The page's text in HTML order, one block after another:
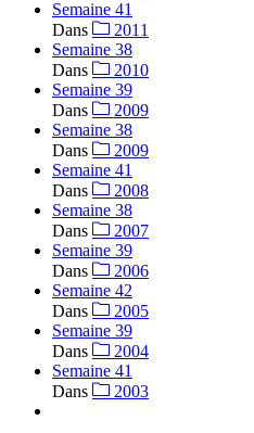
Semaine 41
Dans
2011
Semaine 38
Dans
2010
Semaine 39
Dans
2009
Semaine 38
Dans
2009
Semaine 41
Dans
2008
Semaine 38
Dans
2007
Semaine 39
Dans
2006
Semaine 42
Dans
2005
Semaine 39
Dans
2004
Semaine 41
Dans
2003